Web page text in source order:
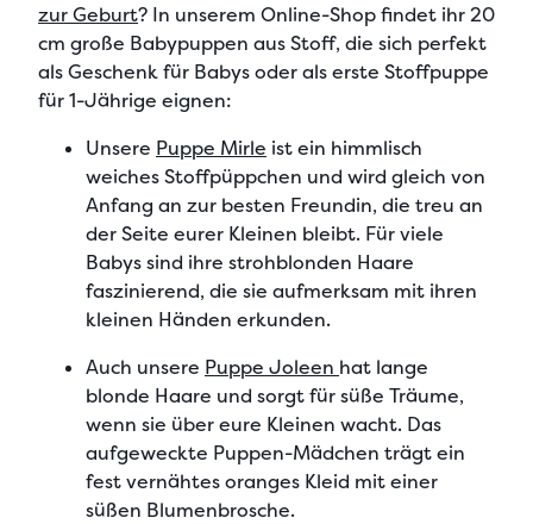
zur Geburt? In unserem Online-Shop findet ihr 20
cm große Babypuppen aus Stoff, die sich perfekt
alsGeschenk für Babys oder als erste Stoffpuppe
für 1-Jährige eignen:
Unsere Puppe Mirle ist ein himmlisch
weiches Stoffpüppchen und wird gleich von
Anfang an zur besten Freundin, die treu an
der Seite eurer Kleinen bleibt. Für viele
Babys sind ihre strohblonden Haare
faszinierend, die sie aufmerksam mit ihren
kleinen Händen erkunden.
Auch unsere Puppe Joleen hat lange
blonde Haare und sorgt für süße Träume,
wenn sie über eure Kleinen wacht. Das
aufgeweckte Puppen-Mädchen trägt ein
fest vernähtes oranges Kleid mit einer
süßen Blumenbrosche.